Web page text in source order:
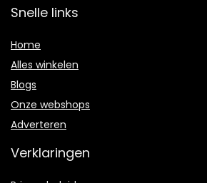
Snelle links
Home
Alles winkelen
Blogs
Onze webshops
Adverteren
Verklaringen